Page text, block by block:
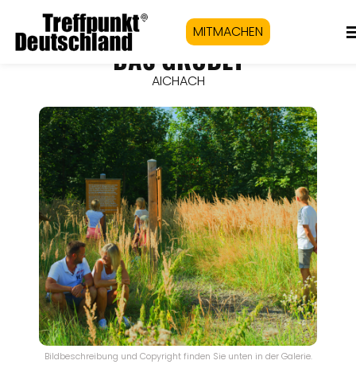
MITMACHEN
DAS GRUBET
AICHACH
Bildbeschreibung und Copyright finden Sie unten in der Galerie.